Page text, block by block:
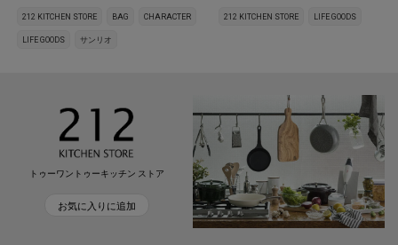
212 KITCHEN STORE BAG
CHARACTER
LIFE GOODS
サンリオ
212 KITCHEN STORE LIFE GOODS
トゥーワントゥーキッチン ストア
お気に入りに追加